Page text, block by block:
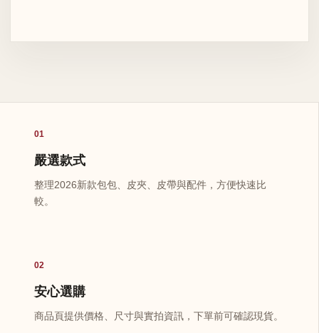
01
嚴選款式
整理2026新款包包、皮夾、皮帶與配件，方便快速比
較。
02
安心選購
商品頁提供價格、尺寸與實拍資訊，下單前可確認現貨。